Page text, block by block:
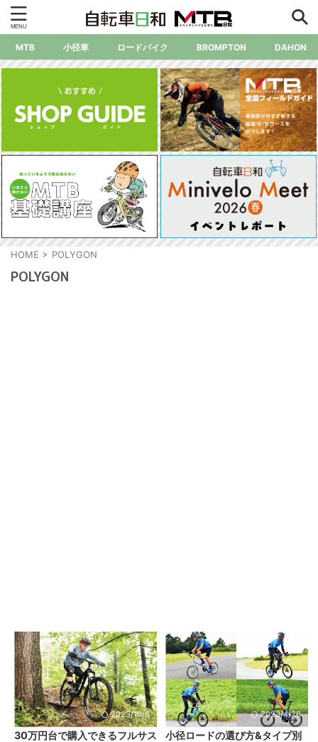
MTB 小径車 ロードバイク BROMPTON DAHON
HOME > POLYGON
POLYGON
2023/10/6
30万円台で購入できるフルサス
2023/4/26
小径ロードの選び方&タイプ別